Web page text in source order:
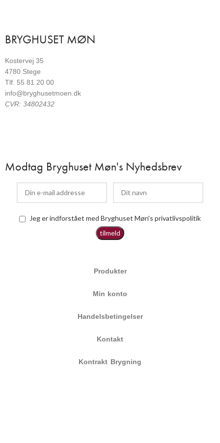
BRYGHUSET MØN
Kostervej 35
4780 Stege
Tlf. 55 81 20 00
info@bryghusetmoen.dk
CVR: 34802432
Modtag Bryghuset Møn's Nyhedsbrev
Jeg er indforstået med Bryghuset Møn's privatlivspolitik
Produkter
Min konto
Handelsbetingelser
Kontakt
Kontrakt Brygning